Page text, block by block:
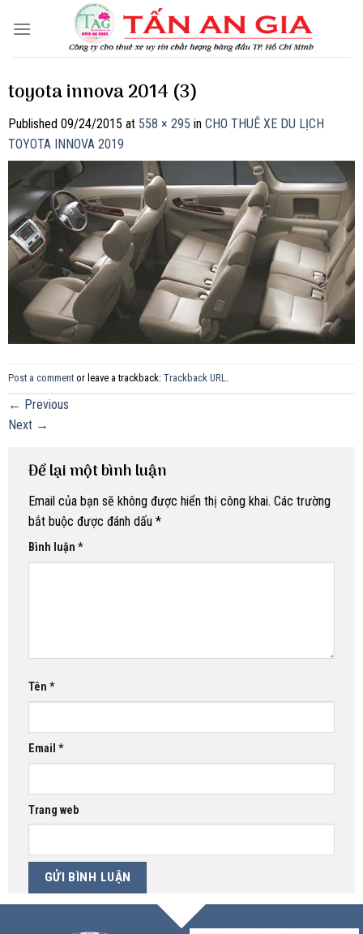
toyota innova 2014 (3)
Published 09/24/2015 at 558 × 295 in CHO THUÊ XE DU LỊCH
TOYOTA INNOVA 2019
Post a comment or leave a trackback: Trackback URL
← Previous
Next →
Để lại một bình luận
Email của bạn sẽ không được hiển thị công khai. Các trường
bắt buộc được đánh dấu *
Bình luận *
Tên *
Email *
Trang web